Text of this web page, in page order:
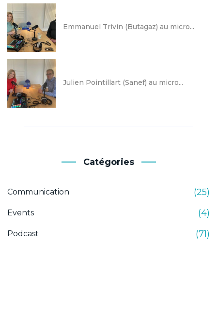
Emmanuel Trivin (Butagaz) au micro...
Julien Pointillart (Sanef) au micro...
Catégories
Communication (25)
Events (4)
Podcast (71)